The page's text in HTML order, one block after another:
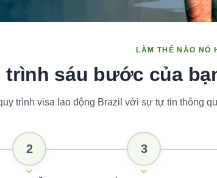
LÀM THẾ NÀO NÓ
trình sáu bước của
trình visa lao động Brazil với sự tự tin thông
2 3